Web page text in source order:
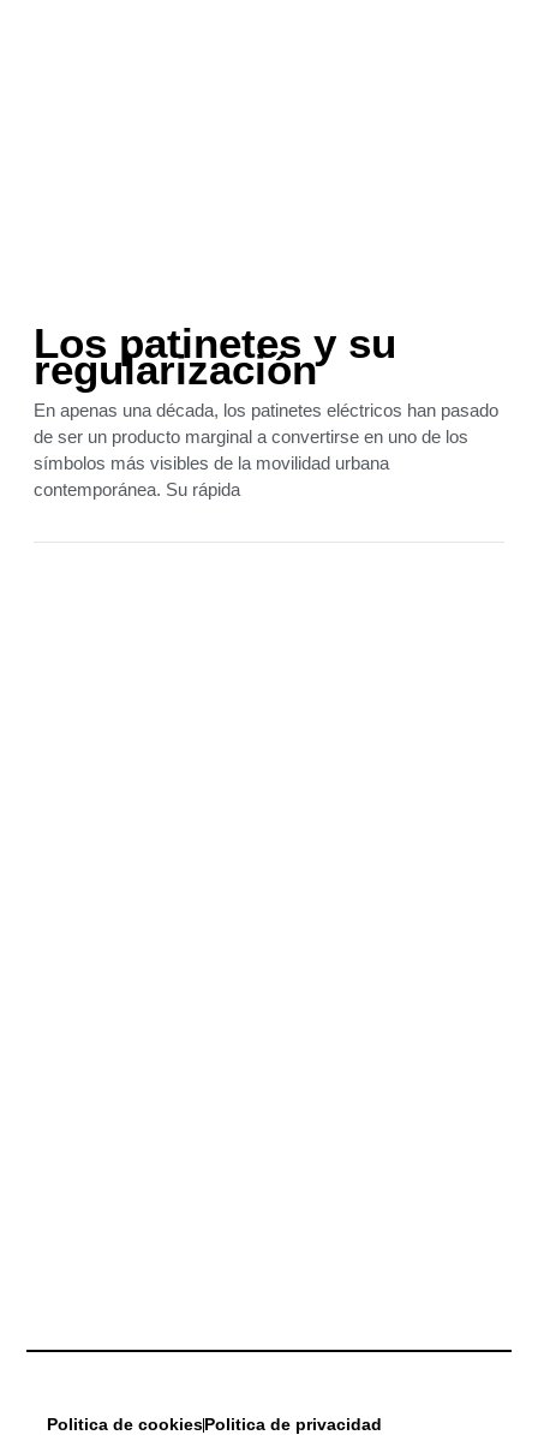
Los patinetes y su
regularización
En apenas una década, los patinetes eléctricos han pasado
de ser un producto marginal a convertirse en uno de los
símbolos más visibles de la movilidad urbana
contemporánea. Su rápida
Politica de cookiesPolitica de privacidad